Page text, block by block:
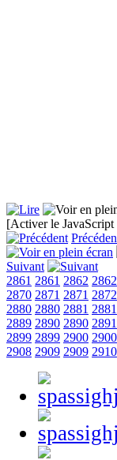
[Activer le
Suivant
2861 2861 2862 2862
2870 2871 2871 2872
2880 2880 2881 2881
2889 2890 2890 2891
2899 2899 2900 2900
2908 2909 2909 2910